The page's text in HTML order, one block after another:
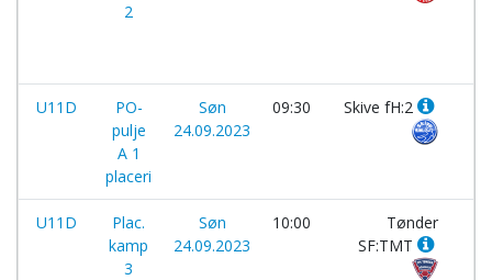
2
U11D
PO-
pulje
A 1
placeri
Søn
24.09.2023
09:30 Skive fH:2
U11D
Plac.
kamp
3
Søn
24.09.2023
10:00
Tønder
SF:TMT